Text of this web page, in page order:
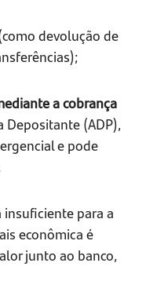
devolução de
a cobrança
Depositante (ADP),
e pode
para a
econômica é
junto ao banco,